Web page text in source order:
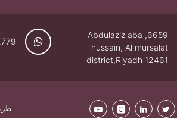
6659, Abdulaziz aba
hussain, Al mursalat
district,Riyadh 12461